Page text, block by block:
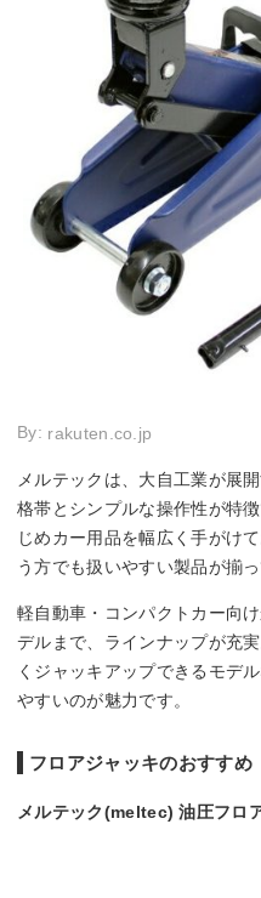
By: rakuten.co.jp
メルテックは、大自工業が展
格帯とシンプルな操作性が特
じめカー用品を幅広く手がけ
う方でも扱いやすい製品が揃っ
軽自動車・コンパクトカー向
デルまで、ラインナップが充
くジャッキアップできるモデ
やすいのが魅力です。
フロアジャッキのおすすめ
メルテック(meltec) 油圧フロ